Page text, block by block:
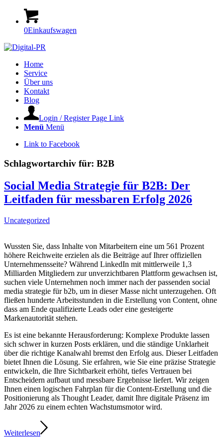
0Einkaufswagen
Home
Service
Über uns
Kontakt
Blog
Login / Register Page Link
Menü Menü
Link to Facebook
Schlagwortarchiv für: B2B
Social Media Strategie für B2B: Der
Leitfaden für messbaren Erfolg 2026
Uncategorized
Wussten Sie, dass Inhalte von Mitarbeitern eine um 561 Prozent
höhere Reichweite erzielen als die Beiträge auf Ihrer offiziellen
Unternehmensseite? Während LinkedIn mit mittlerweile 1,3
Milliarden Mitgliedern zur unverzichtbaren Plattform gewachsen ist,
suchen viele Unternehmen noch immer nach der passenden social
media strategie für b2b, um in dieser Masse nicht unterzugehen. Oft
fließen hunderte Arbeitsstunden in die Erstellung von Content, ohne
dass am Ende qualifizierte Leads oder eine gesteigerte
Markenautorität stehen.
Es ist eine bekannte Herausforderung: Komplexe Produkte lassen
sich schwer in kurzen Posts erklären, und die ständige Unklarheit
über die richtige Kanalwahl bremst den Erfolg aus. Dieser Leitfaden
bietet Ihnen die Lösung. Sie erfahren, wie Sie eine präzise Strategie
entwickeln, die Ihre Sichtbarkeit erhöht, tiefes Vertrauen bei
Entscheidern aufbaut und messbare Ergebnisse liefert. Wir zeigen
Ihnen einen logischen Fahrplan für die Content-Erstellung und die
Positionierung als Thought Leader, damit Ihre digitale Präsenz im
Jahr 2026 zu einem echten Wachstumsmotor wird.
Weiterlesen